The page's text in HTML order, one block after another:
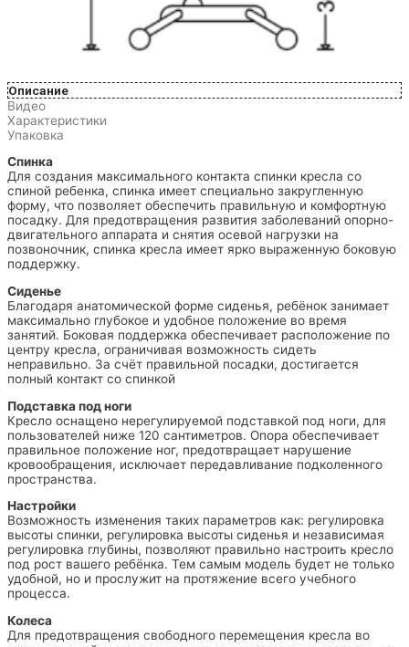
Описание
Видео
Характеристики
Упаковка
Спинка
Для создания максимального контакта спинки кресла со
спиной ребенка, спинка имеет специально закругленную
форму, что позволяет обеспечить правильную и комфортную
посадку. Для предотвращения развития заболеваний опорно-
двигательного аппарата и снятия осевой нагрузки на
позвоночник, спинка кресла имеет ярко выраженную боковую
поддержку.
Сиденье
Благодаря анатомической форме сиденья, ребёнок занимает
максимально глубокое и удобное положение во время
занятий. Боковая поддержка обеспечивает расположение по
центру кресла, ограничивая возможность сидеть
неправильно. За счёт правильной посадки, достигается
полный контакт со спинкой
Подставка под ноги
Кресло оснащено нерегулируемой подставкой под ноги, для
пользователей ниже 120 сантиметров. Опора обеспечивает
правильное положение ног, предотвращает нарушение
кровообращения, исключает передавливание подколенного
пространства.
Настройки
Возможность изменения таких параметров как: регулировка
высоты спинки, регулировка высоты сиденья и независимая
регулировка глубины, позволяют правильно настроить кресло
под рост вашего ребёнка. Тем самым модель будет не только
удобной, но и прослужит на протяжение всего учебного
процесса.
Колеса
Для предотвращения свободного перемещения кресла во